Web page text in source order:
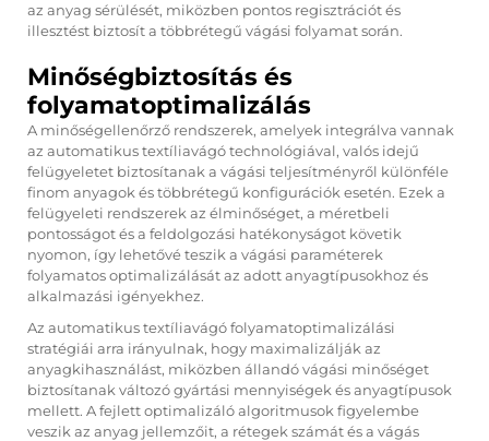
az anyag sérülését, miközben pontos regisztrációt és
illesztést biztosít a többrétegű vágási folyamat során.
Minőségbiztosítás és
folyamatoptimalizálás
A minőségellenőrző rendszerek, amelyek integrálva vannak
az automatikus textíliavágó technológiával, valós idejű
felügyeletet biztosítanak a vágási teljesítményről különféle
finom anyagok és többrétegű konfigurációk esetén. Ezek a
felügyeleti rendszerek az élminőséget, a méretbeli
pontosságot és a feldolgozási hatékonyságot követik
nyomon, így lehetővé teszik a vágási paraméterek
folyamatos optimalizálását az adott anyagtípusokhoz és
alkalmazási igényekhez.
Az automatikus textíliavágó folyamatoptimalizálási
stratégiái arra irányulnak, hogy maximalizálják az
anyagkihasználást, miközben állandó vágási minőséget
biztosítanak változó gyártási mennyiségek és anyagtípusok
mellett. A fejlett optimalizáló algoritmusok figyelembe
veszik az anyag jellemzőit, a rétegek számát és a vágás